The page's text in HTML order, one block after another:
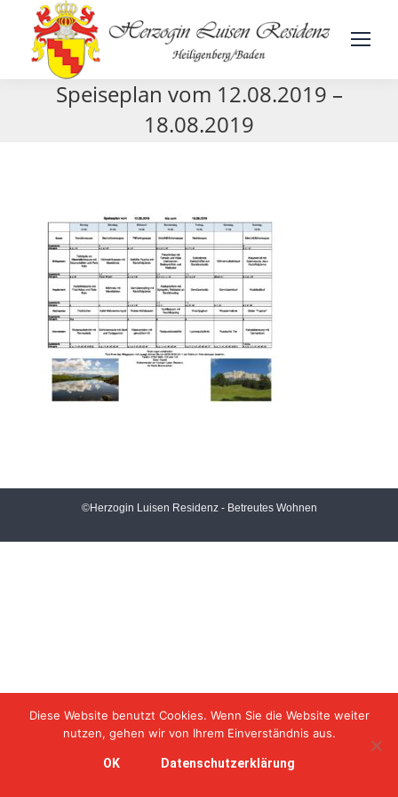
Speiseplan vom 12.08.2019 –
18.08.2019
©Herzogin Luisen Residenz - Betreutes Wohnen
Diese Website benutzt Cookies. Wenn Sie die Website weiter
nutzen, gehen wir von Ihrem Einverständnis aus.
OK Datenschutzerklärung